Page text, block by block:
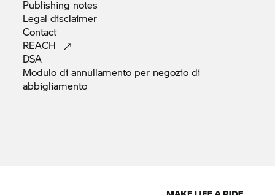
Publishing notes
Legaldisclaimer
Contact
REACH
DSA
Modulo di annullamento per negozio di
abbigliamento